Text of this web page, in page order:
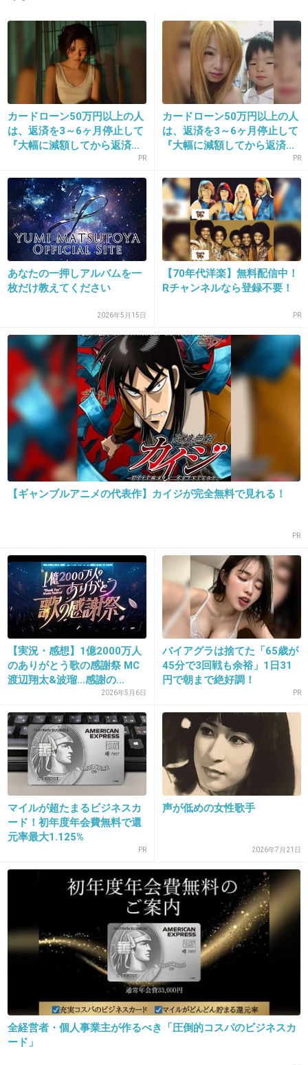
+12 -1
2018/10/17(水) 09:06:18
荒井由実時代って、今から４０年くらい前なん
だね
でも今聞いても古くないって凄い
+51 -1
13. 匿名2018/10/17(水) 09:07:44
日本の恋と、ユーミンとって前だしてたベストと内容は違
うの？
14. 匿名2018/10/17(水) 09:07:50
どこの美容外科なんだろう…
崩れない…
+4
15. 匿名 2018/10/17(水) 09:08:22
+15 -0
16. 匿名2018/10/17(水) 09:08:29
ブリーザードブリーザード♩
+11
17. 匿名2018/10/17(水) 09:09:18
荒井時代～松任谷初期が好き
ひこうき雲～サーフ&スノウ
それに＋守ってあげたいまでかな?
1973～1980
それ以降は知らない
カードローン50万円以上の人
は、返済を3～6ヶ月停止して
『大幅に減額してから返済...
PR
カードローン50万円以上の人
は、返済を3～6ヶ月停止して
『大幅に減額してから返済...
PR
あなたの一押しアルバムを一
枚だけ教えてください
2026年5月15日
【70年代洋楽】無料配信中！
Rチャンネルなら登録不要！
PR
【ギャンブルアニメの代表作】カイジが完全無料で見れる！
PR
【実況・感想】1億2000万人
のありがとう歌の感謝祭 MC
渡辺翔太&波瑠…感謝の...
2026年5月6日
バイアグラは捨てた「65歳が
45分で3回戦も余裕」1日31
円で朝まで絶好調！
PR
マイルが超たまるビジネスカ
ード！初年度年会費無料で還
元率最大1.125%
PR
声が低めの女性歌手
2026年7月21日
全経営者・個人事業主が作るべき「圧倒的コスパのビジネスカ
ード」